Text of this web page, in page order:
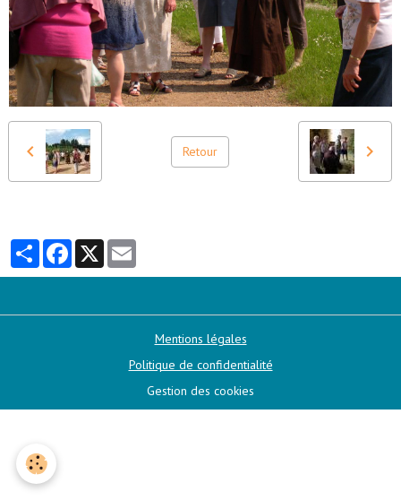
Retour
PartagerFacebook
X
Mentions légales
Politique de confidentialité
Gestion des cookies